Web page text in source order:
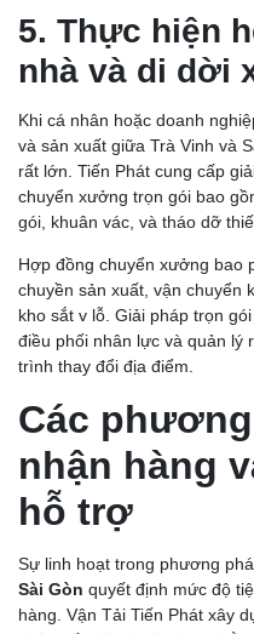
5. Thực hiện
nhà và di dời
Khi cá nhân hoặc doanh
và sản xuất giữa Trà Vinh và
rất lớn. Tiến Phát cung cấp
chuyển xưởng trọn gói bao
gói, khuân vác, và tháo dỡ
Hợp đồng chuyển xưởng bao
chuyền sản xuất, vận chuyển
kho sắt v lỗ. Giải pháp trọn
điều phối nhân lực và quản lý
trình thay đổi địa điểm.
Các
nhận hàng
hỗ trợ
Sự linh hoạt trong phương
Sài Gòn quyết định mức độ
hàng. Vận Tải Tiến Phát xây